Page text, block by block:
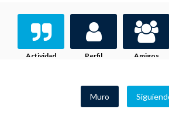
Actividad Perfil Amigos
Muro